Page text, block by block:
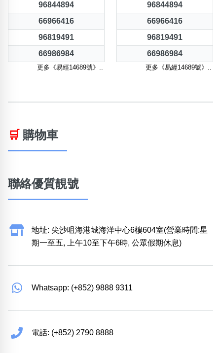
96844894
66966416
96819491
66986984
更多《易經14689號》..
96844894
66966416
96819491
66986984
更多《易經14689號》..
🛒 購物車
聯絡優質靚號
地址: 尖沙咀海港城海洋中心6樓604室(營業時間:星
期一至五, 上午10至下午6時, 公眾假期休息)
Whatsapp: (+852) 9888 9311
電話: (+852) 2790 8888